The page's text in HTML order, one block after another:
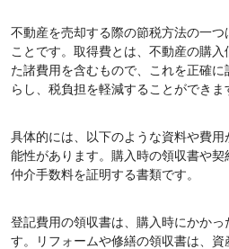
不動産を売却する際の節税方法の一
ことです。取得費とは、不動産の購
た諸費用を含むもので、これを正確
らし、税負担を軽減することができま
具体的には、以下のような資料や費
能性があります。購入時の領収書や
仲介手数料を証明する書類です。
登記費用の領収書は、購入時にかか
す。リフォームや修繕の領収書は、